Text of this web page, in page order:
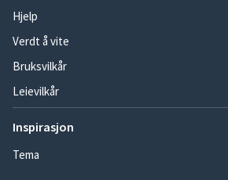
Hjelp
Verdt å vite
Bruksvilkår
Leievilkår
Inspirasjon
Tema